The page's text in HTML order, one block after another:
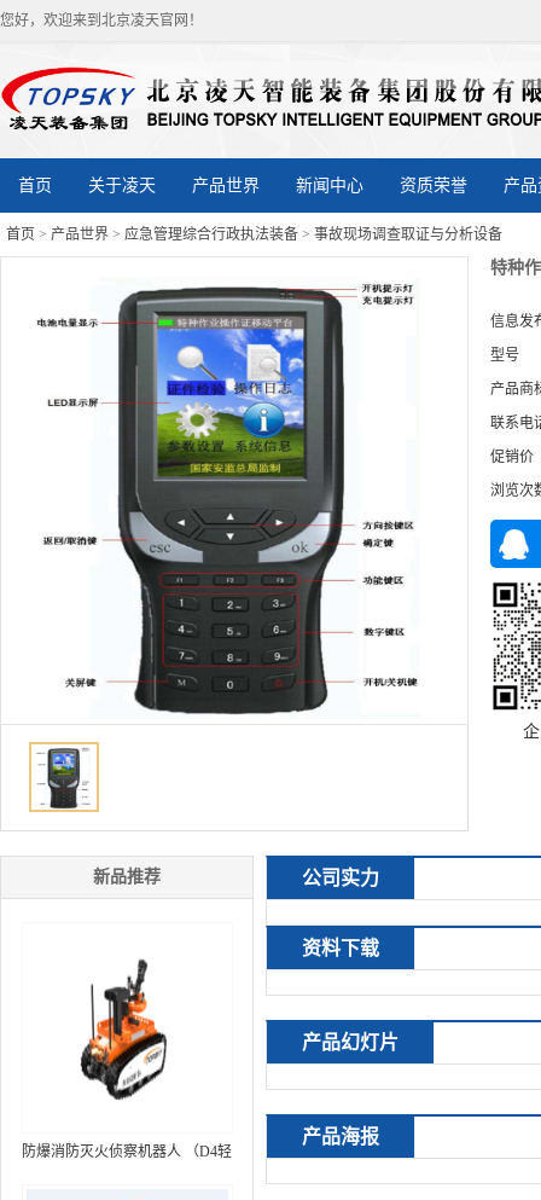
您好，欢迎来到北京凌天官网！
首页 关于凌天 产品世界 新闻中心 资质荣誉 产
首页 > 产品世界 > 应急管理综合行政执法装备 > 事故现场调查取证与分析设备
特种
信息发
型号
产品商
联系电
促销价
浏览次
新品推荐
防爆消防灭火侦察机器人 （D4轻
公司实力
资料下载
产品幻灯片
产品海报